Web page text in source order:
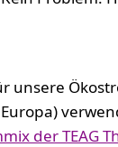
unsere
der TEAG